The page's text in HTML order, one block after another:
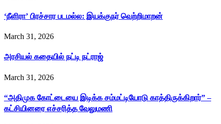
‘நீளிரா’ பிரச்சார படமல்ல: இயக்குநர் வெற்றிமாறன்
March 31, 2026
அரசியல் கதையில் நட்டி நட்ராஜ்
March 31, 2026
“அதிமுக கோட்டையை இடிக்க சம்மட்டியோடு காத்திருக்கிறார்” –
கட்சியினரை எச்சரித்த வேலுமணி